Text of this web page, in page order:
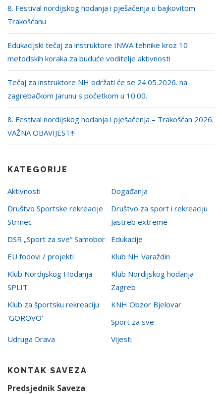
8. Festival nordijskog hodanja i pješačenja u bajkovitom
Trakošćanu
Edukacijski tečaj za instruktore INWA tehnike kroz 10
metodskih koraka za buduće voditelje aktivnosti
Tečaj za instruktore NH održati će se 24.05.2026. na
zagrebačkom Jarunu s početkom u 10.00.
8. Festival nordijskog hodanja i pješačenja – Trakošćan 2026.
VAŽNA OBAVIJEST!!!
KATEGORIJE
Aktivnosti
Događanja
Društvo Sportske rekreacije
Strmec
Društvo za sport i rekreaciju
Jastreb extreme
DSR „Sport za sve“ Samobor
Edukacije
EU fodovi / projekti
Klub NH Varaždin
Klub Nordijskog Hodanja
SPLIT
Klub Nordijskog hodanja
Zagreb
Klub za športsku rekreaciju
'GOROVO'
KNH Obzor Bjelovar
Sport za sve
Udruga Drava
Vijesti
KONTAK SAVEZA
Predsjednik Saveza: